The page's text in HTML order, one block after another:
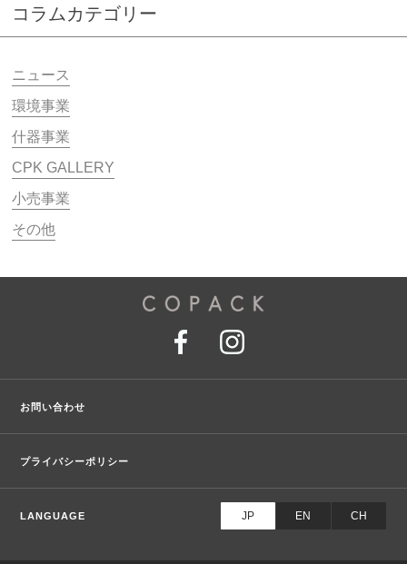
コラムカテゴリー
ニュース
環境事業
什器事業
CPK GALLERY
小売事業
その他
お問い合わせ
プライバシーポリシー
LANGUAGE JP EN CH